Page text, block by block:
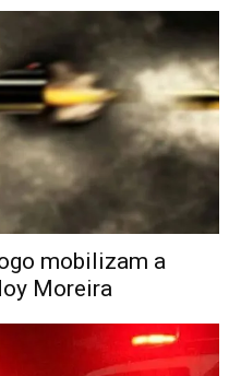
mobilizam a
Moreira